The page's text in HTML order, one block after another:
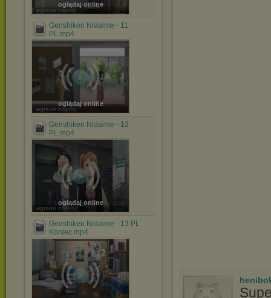
oglądaj online
wgrane napisy
Genshiken Nidaime - 11
PL.mp4
oglądaj online
wgrane napisy
Genshiken Nidaime - 12
PL.mp4
oglądaj online
wgrane napisy
Genshiken Nidaime - 13 PL
Koniec.mp4